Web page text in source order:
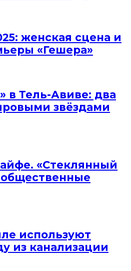
женская сцена и
«Гешера»
в Тель-Авиве: два
звёздами
«Стеклянный
общественные
используют
из канализации